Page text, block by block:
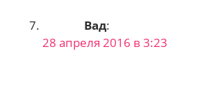
Вад:
28 апреля 2016 в 3:23